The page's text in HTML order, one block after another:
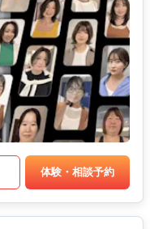
体験・相談予約